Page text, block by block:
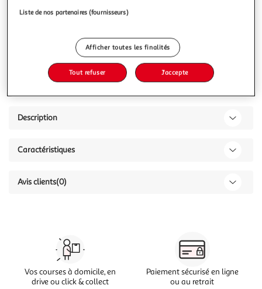
ou de 9 à 36 kg. - Appuie-tête réglable en hauteur sur 12
automatiquement pour les enfants jusqu'à une taille de
105 cm et un poids m
En savoir +
Vous voulez connaître le prix de ce produit ?
Afficher le prix
Description
Caractéristiques
Avis clients(0)
Vos courses à domicile, en
drive ou click & collect
Paiement sécurisé en ligne
ou au retrait
Liste de nos partenaires (fournisseurs)
Afficher toutes les finalités
Tout refuser J'accepte